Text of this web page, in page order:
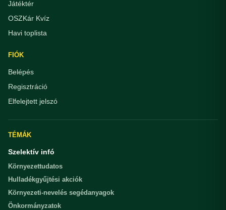
Játéktér
OSZKár Kvíz
Havi toplista
FIÓK
Belépés
Regisztráció
Elfelejtett jelszó
TÉMÁK
Szelektív infó
Környezettudatos
Hulladékgyűjtési akciók
Környezeti-nevelés segédanyagok
Önkormányzatok